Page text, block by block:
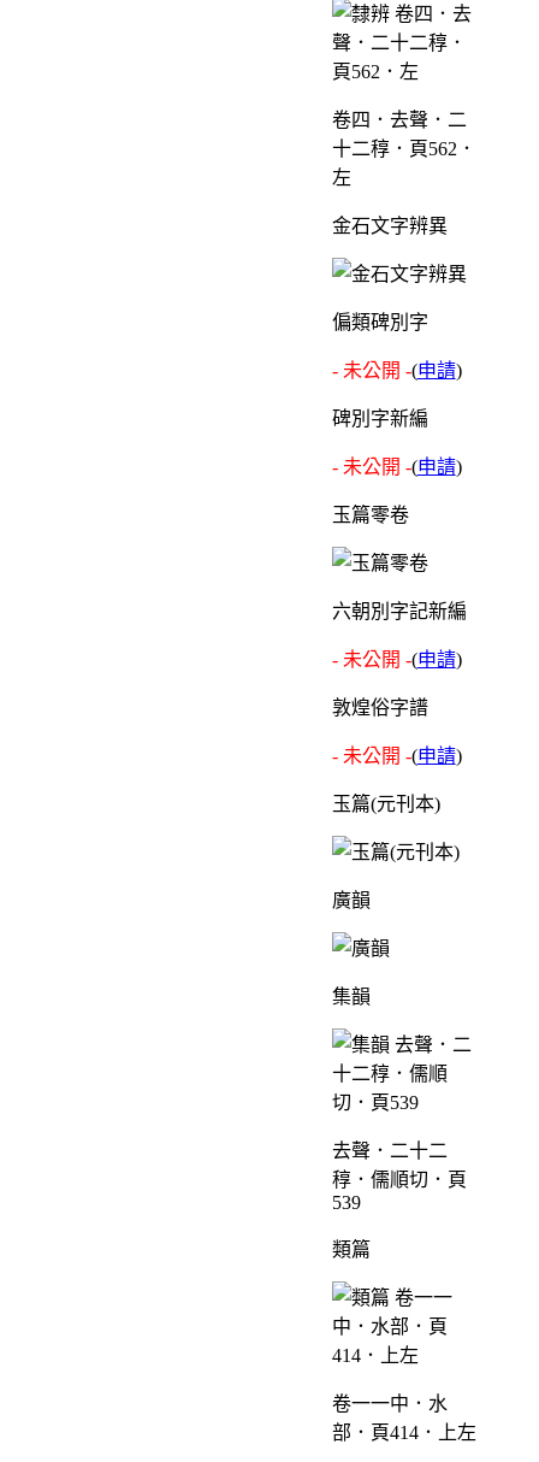
卷四．去聲．二
十二稕．頁562．
左
金石文字辨異
偏類碑別字
- 未公開 -(申請)
碑別字新編
- 未公開 -(申請)
玉篇零卷
六朝別字記新編
- 未公開 -(申請)
敦煌俗字譜
- 未公開 -(申請)
玉篇(元刊本)
廣韻
集韻
去聲．二十二
稕．儒順切．頁
539
類篇
卷一一中．水
部．頁414．上左